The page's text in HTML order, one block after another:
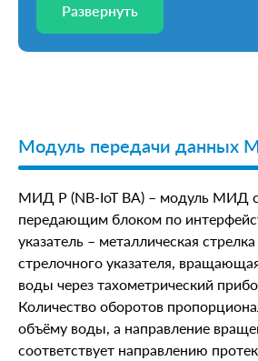
Развернуть
Модуль передачи данных
МИД Р (NB-IoT ВА) – модуль МИД
передающим блоком по
указатель – металлическая
стрелочного указателя,
воды через тахометрический
Количество оборотов
объёму воды, а направление
соответствует направлению